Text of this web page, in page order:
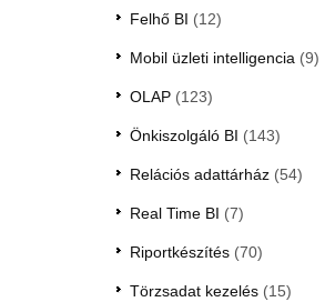
Felhő BI (12)
Mobil üzleti intelligencia (9)
OLAP(123)
Önkiszolgáló BI (143)
Relációs adattárház(54)
Real Time BI (7)
Riportkészítés(70)
Törzsadat kezelés(15)